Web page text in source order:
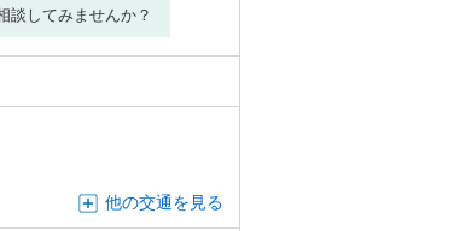
談してみませんか？
他の交通を見る